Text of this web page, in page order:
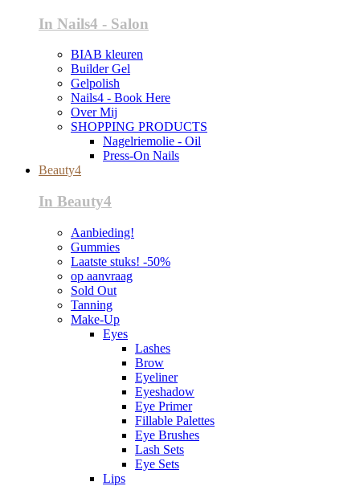
In Nails4 - Salon
BIAB kleuren
Builder Gel
Gelpolish
Nails4 - Book Here
Over Mij
SHOPPING PRODUCTS
Nagelriemolie - Oil
Press-On Nails
Beauty4
In Beauty4
Aanbieding!
Gummies
Laatste stuks! -50%
op aanvraag
Sold Out
Tanning
Make-Up
Eyes
Lashes
Brow
Eyeliner
Eyeshadow
Eye Primer
Fillable Palettes
Eye Brushes
Lash Sets
Eye Sets
Lips